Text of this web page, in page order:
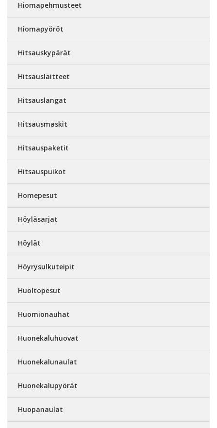
Hiomapehmusteet
Hiomapyöröt
Hitsauskypärät
Hitsauslaitteet
Hitsauslangat
Hitsausmaskit
Hitsauspaketit
Hitsauspuikot
Homepesut
Höyläsarjat
Höylät
Höyrysulkuteipit
Huoltopesut
Huomionauhat
Huonekaluhuovat
Huonekalunaulat
Huonekalupyörät
Huopanaulat